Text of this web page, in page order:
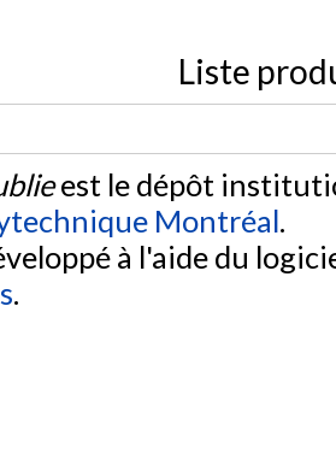
Liste
est le dépôt
Montréal.
à l'aide du
.